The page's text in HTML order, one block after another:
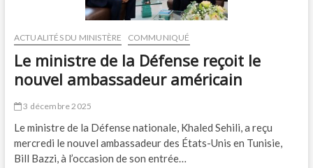
ACTUALITÉS DU MINISTÈRE COMMUNIQUÉ
Le ministre de la Défense reçoit le
nouvel ambassadeur américain
3 décembre 2025
Le ministre de la Défense nationale, Khaled Sehili, a reçu
mercredi le nouvel ambassadeur des États-Unis en Tunisie,
Bill Bazzi, à l’occasion de son entrée…